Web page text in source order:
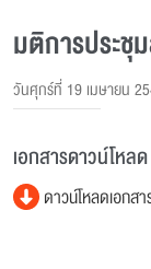
มติการประชุ
วันศุกร์ที่ 19 เมษายน
เอกสารดาวน์โหลด
ดาวน์โหลดเอกส